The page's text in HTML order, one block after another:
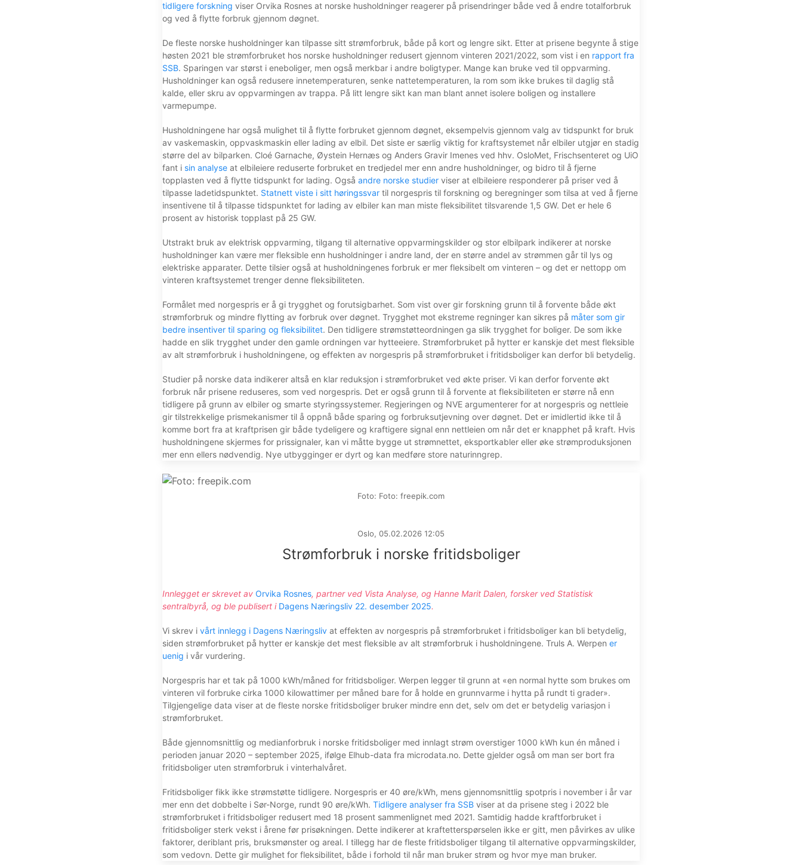
tidligere forskning viser Orvika Rosnes at norske husholdninger reagerer på prisendringer både ved å endre totalforbruk
og ved å flytte forbruk gjennom døgnet.
De fleste norske husholdninger kan tilpasse sitt strømforbruk, både på kort og lengre sikt. Etter at prisene begynte å stige
høsten 2021 ble strømforbruket hos norske husholdninger redusert gjennom vinteren 2021/2022, som vist i en rapport fra
SSB. Sparingen var størst i eneboliger, men også merkbar i andre boligtyper. Mange kan bruke ved til oppvarming.
Husholdninger kan også redusere innetemperaturen, senke nattetemperaturen, la rom som ikke brukes til daglig stå
kalde, eller skru av oppvarmingen av trappa. På litt lengre sikt kan man blant annet isolere boligen og installere
varmepumpe.
Husholdningene har også mulighet til å flytte forbruket gjennom døgnet, eksempelvis gjennom valg av tidspunkt for bruk
av vaskemaskin, oppvaskmaskin eller lading av elbil. Det siste er særlig viktig for kraftsystemet når elbiler utgjør en stadig
større del av bilparken. Cloé Garnache, Øystein Hernæs og Anders Gravir Imenes ved hhv. OsloMet, Frischsenteret og UiO
fant i sin analyse at elbileiere reduserte forbruket en tredjedel mer enn andre husholdninger, og bidro til å fjerne
topplasten ved å flytte tidspunkt for lading. Også andre norske studier viser at elbileiere responderer på priser ved å
tilpasse ladetidspunktet. Statnett viste i sitt høringssvar til norgespris til forskning og beregninger som tilsa at ved å fjerne
insentivene til å tilpasse tidspunktet for lading av elbiler kan man miste fleksibilitet tilsvarende 1,5 GW. Det er hele 6
prosent av historisk topplast på 25 GW.
Utstrakt bruk av elektrisk oppvarming, tilgang til alternative oppvarmingskilder og stor elbilpark indikerer at norske
husholdninger kan være mer fleksible enn husholdninger i andre land, der en større andel av strømmen går til lys og
elektriske apparater. Dette tilsier også at husholdningenes forbruk er mer fleksibelt om vinteren – og det er nettopp om
vinteren kraftsystemet trenger denne fleksibiliteten.
Formålet med norgespris er å gi trygghet og forutsigbarhet. Som vist over gir forskning grunn til å forvente både økt
strømforbruk og mindre flytting av forbruk over døgnet. Trygghet mot ekstreme regninger kan sikres på måter som gir
bedre insentiver til sparing og fleksibilitet. Den tidligere strømstøtteordningen ga slik trygghet for boliger. De som ikke
hadde en slik trygghet under den gamle ordningen var hytteeiere. Strømforbruket på hytter er kanskje det mest fleksible
av alt strømforbruk i husholdningene, og effekten av norgespris på strømforbruket i fritidsboliger kan derfor bli betydelig.
Studier på norske data indikerer altså en klar reduksjon i strømforbruket ved økte priser. Vi kan derfor forvente økt
forbruk når prisene reduseres, som ved norgespris. Det er også grunn til å forvente at fleksibiliteten er større nå enn
tidligere på grunn av elbiler og smarte styringssystemer. Regjeringen og NVE argumenterer for at norgespris og nettleie
gir tilstrekkelige prismekanismer til å oppnå både sparing og forbruksutjevning over døgnet. Det er imidlertid ikke til å
komme bort fra at kraftprisen gir både tydeligere og kraftigere signal enn nettleien om når det er knapphet på kraft. Hvis
husholdningene skjermes for prissignaler, kan vi måtte bygge ut strømnettet, eksportkabler eller øke strømproduksjonen
mer enn ellers nødvendig. Nye utbygginger er dyrt og kan medføre store naturinngrep.
Foto: Foto: freepik.com
Oslo, 05.02.2026 12:05
Strømforbruk i norske fritidsboliger
Innlegget er skrevet av Orvika Rosnes, partner ved Vista Analyse, og Hanne Marit Dalen, forsker ved Statistisk
sentralbyrå, og ble publisert i Dagens Næringsliv 22. desember 2025.
Vi skrev i vårt innlegg i Dagens Næringsliv at effekten av norgespris på strømforbruket i fritidsboliger kan bli betydelig,
siden strømforbruket på hytter er kanskje det mest fleksible av alt strømforbruk i husholdningene. Truls A. Werpen er
uenig i vår vurdering.
Norgespris har et tak på 1000 kWh/måned for fritidsboliger. Werpen legger til grunn at «en normal hytte som brukes om
vinteren vil forbruke cirka 1000 kilowattimer per måned bare for å holde en grunnvarme i hytta på rundt ti grader».
Tilgjengelige data viser at de fleste norske fritidsboliger bruker mindre enn det, selv om det er betydelig variasjon i
strømforbruket.
Både gjennomsnittlig og medianforbruk i norske fritidsboliger med innlagt strøm overstiger 1000 kWh kun én måned i
perioden januar 2020 – september 2025, ifølge Elhub-data fra microdata.no. Dette gjelder også om man ser bort fra
fritidsboliger uten strømforbruk i vinterhalvåret.
Fritidsboliger fikk ikke strømstøtte tidligere. Norgespris er 40 øre/kWh, mens gjennomsnittlig spotpris i november i år var
mer enn det dobbelte i Sør-Norge, rundt 90 øre/kWh. Tidligere analyser fra SSB viser at da prisene steg i 2022 ble
strømforbruket i fritidsboliger redusert med 18 prosent sammenlignet med 2021. Samtidig hadde kraftforbruket i
fritidsboliger sterk vekst i årene før prisøkningen. Dette indikerer at kraftetterspørselen ikke er gitt, men påvirkes av ulike
faktorer, deriblant pris, bruksmønster og areal. I tillegg har de fleste fritidsboliger tilgang til alternative oppvarmingskilder,
som vedovn. Dette gir mulighet for fleksibilitet, både i forhold til når man bruker strøm og hvor mye man bruker.